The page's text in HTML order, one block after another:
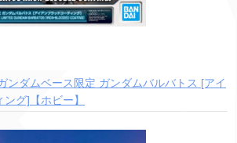
ンダムベース限定 ガンダムバルバトス [アイ
グ]【ホビー】